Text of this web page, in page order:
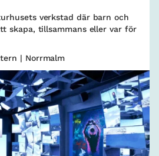
verkstad där barn och
skapa, tillsammans eller var för
| Norrmalm